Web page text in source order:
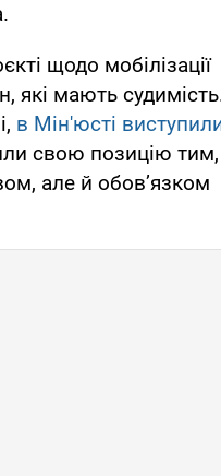
щодо мобілізації
які мають
в Мін'юсті
свою позицію тим,
але й обов’язком